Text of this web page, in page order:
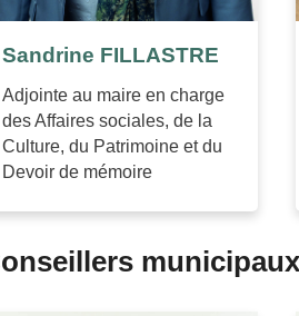
Sandrine FILLASTRE
Adjointe au maire en charge
des Affaires sociales, de la
Culture, du Patrimoine et du
Devoir de mémoire